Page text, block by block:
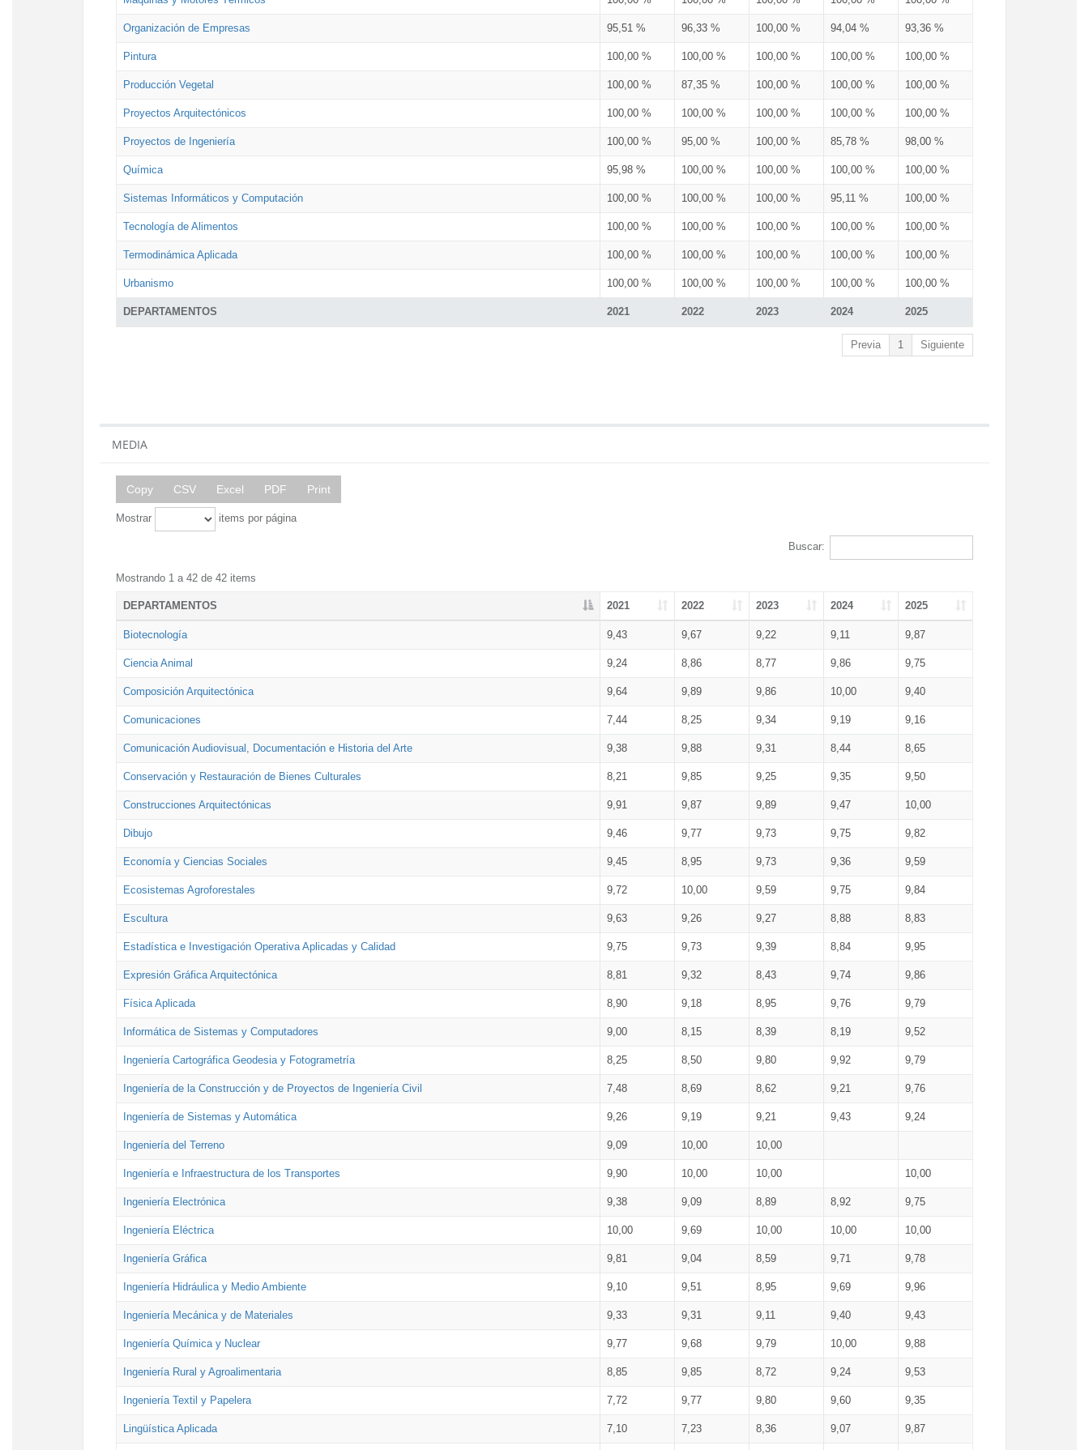
DEPARTAMENTOS 2021 2022 2023 2024 2025
Organización de Empresas 95,51 % 96,33 % 100,00 % 94,04 % 93,36 %
Pintura 100,00 % 100,00 % 100,00 % 100,00 % 100,00 %
Producción Vegetal 100,00 % 87,35 % 100,00 % 100,00 % 100,00 %
Proyectos Arquitectónicos 100,00 % 100,00 % 100,00 % 100,00 % 100,00 %
Proyectos de Ingeniería 100,00 % 95,00 % 100,00 % 85,78 % 98,00 %
Química 95,98 % 100,00 % 100,00 % 100,00 % 100,00 %
Sistemas Informáticos y Computación 100,00 % 100,00 % 100,00 % 95,11 % 100,00 %
Tecnología de Alimentos 100,00 % 100,00 % 100,00 % 100,00 % 100,00 %
Termodinámica Aplicada 100,00 % 100,00 % 100,00 % 100,00 % 100,00 %
Urbanismo 100,00 % 100,00 % 100,00 % 100,00 % 100,00 %
Previa 1 Siguiente
MEDIA
Copy CSV Excel PDF Print
Mostrar items por página
Buscar:
Mostrando 1 a 42 de 42 items
DEPARTAMENTOS 2021 2022 2023 2024 2025
Biotecnología 9,43 9,67 9,22 9,11 9,87
Ciencia Animal 9,24 8,86 8,77 9,86 9,75
Composición Arquitectónica 9,64 9,89 9,86 10,00 9,40
Comunicaciones 7,44 8,25 9,34 9,19 9,16
Comunicación Audiovisual, Documentación e Historia del Arte 9,38 9,88 9,31 8,44 8,65
Conservación y Restauración de Bienes Culturales 8,21 9,85 9,25 9,35 9,50
Construcciones Arquitectónicas 9,91 9,87 9,89 9,47 10,00
Dibujo 9,46 9,77 9,73 9,75 9,82
Economía y Ciencias Sociales 9,45 8,95 9,73 9,36 9,59
Ecosistemas Agroforestales 9,72 10,00 9,59 9,75 9,84
Escultura 9,63 9,26 9,27 8,88 8,83
Estadística e Investigación Operativa Aplicadas y Calidad 9,75 9,73 9,39 8,84 9,95
Expresión Gráfica Arquitectónica 8,81 9,32 8,43 9,74 9,86
Física Aplicada 8,90 9,18 8,95 9,76 9,79
Informática de Sistemas y Computadores 9,00 8,15 8,39 8,19 9,52
Ingeniería Cartográfica Geodesia y Fotogrametría 8,25 8,50 9,80 9,92 9,79
Ingeniería de la Construcción y de Proyectos de Ingeniería Civil 7,48 8,69 8,62 9,21 9,76
Ingeniería de Sistemas y Automática 9,26 9,19 9,21 9,43 9,24
Ingeniería del Terreno 9,09 10,00 10,00
Ingeniería e Infraestructura de los Transportes 9,90 10,00 10,00 10,00
Ingeniería Electrónica 9,38 9,09 8,89 8,92 9,75
Ingeniería Eléctrica 10,00 9,69 10,00 10,00 10,00
Ingeniería Gráfica 9,81 9,04 8,59 9,71 9,78
Ingeniería Hidráulica y Medio Ambiente 9,10 9,51 8,95 9,69 9,96
Ingeniería Mecánica y de Materiales 9,33 9,31 9,11 9,40 9,43
Ingeniería Química y Nuclear 9,77 9,68 9,79 10,00 9,88
Ingeniería Rural y Agroalimentaria 8,85 9,85 8,72 9,24 9,53
Ingeniería Textil y Papelera 7,72 9,77 9,80 9,60 9,35
Lingüística Aplicada 7,10 7,23 8,36 9,07 9,87